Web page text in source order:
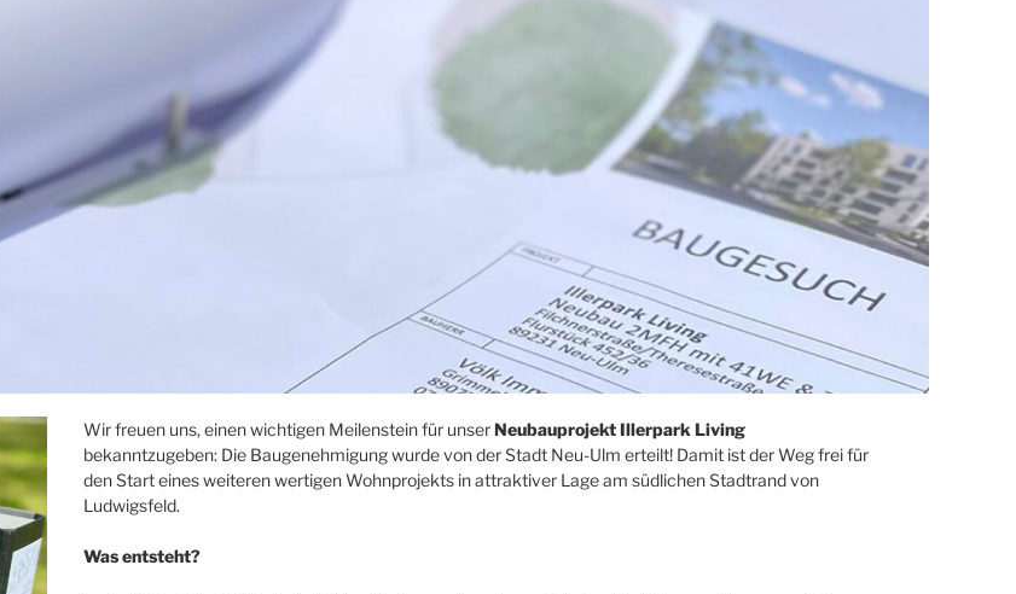
Wir freuen uns, einen wichtigen Meilenstein für unserNeubauprojekt Illerpark Living
bekanntzugeben: Die Baugenehmigung wurde von der Stadt Neu-Ulm erteilt! Damit ist der Weg frei für
den Start eines weiteren wertigen Wohnprojekts in attraktiver Lage am südlichen Stadtrand von
Ludwigsfeld.
Was entsteht?